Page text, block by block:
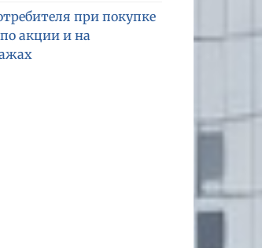
при покупке
акции и на